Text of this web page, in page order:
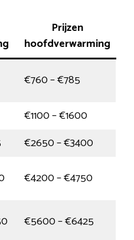
Prijzen
hoofdverwarming
€760 – €785
€1100 – €1600
€2650 – €3400
€4200 – €4750
€5600 – €6425